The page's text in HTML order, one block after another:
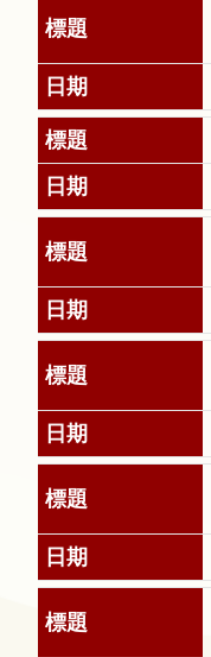
頁
網
覽
信
常
問
善